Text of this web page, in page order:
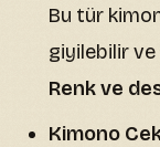
Bu tür
giyilebilir ve
Renk ve
Kimono